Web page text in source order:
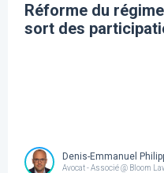
​Réforme du
sort des
Denis-Emmanuel
Avocat - Associé @ Bloom